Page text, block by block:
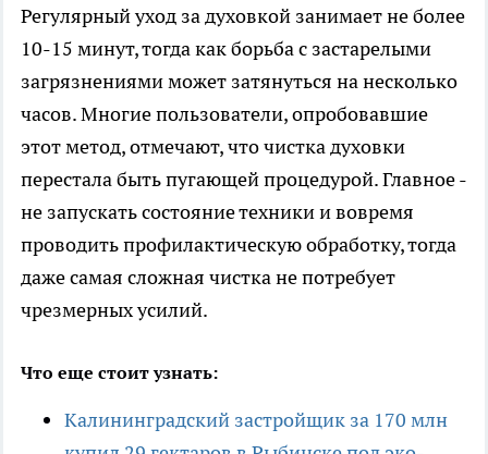
Регулярный уход за духовкой занимает не более
10-15 минут, тогда как борьба с застарелыми
загрязнениями может затянуться на несколько
часов. Многие пользователи, опробовавшие
этот метод, отмечают, что чистка духовки
перестала быть пугающей процедурой. Главное -
не запускать состояние техники и вовремя
проводить профилактическую обработку, тогда
даже самая сложная чистка не потребует
чрезмерных усилий.
Что еще стоит узнать:
Калининградский застройщик за 170 млн